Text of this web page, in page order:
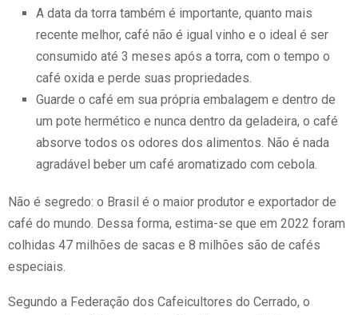
A data da torra também é importante, quanto mais
recente melhor, café não é igual vinho e o ideal é ser
consumido até 3 meses após a torra, com o tempo o
café oxida e perde suas propriedades.
Guarde o café em sua própria embalagem e dentro de
um pote hermético e nunca dentro da geladeira, o café
absorve todos os odores dos alimentos. Não é nada
agradável beber um café aromatizado com cebola.
Não é segredo: o Brasil é o maior produtor e exportador de
café do mundo. Dessa forma, estima-se que em 2022 foram
colhidas 47 milhões de sacas e 8 milhões são de cafés
especiais.
Segundo a Federação dos Cafeicultores do Cerrado, o